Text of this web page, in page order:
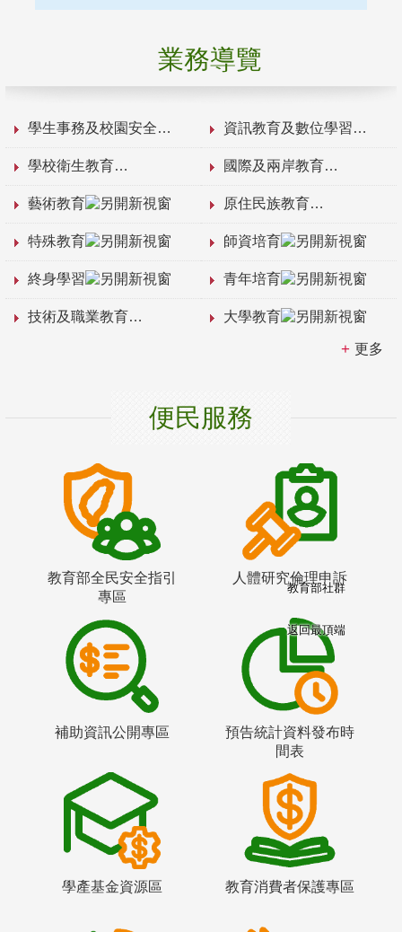
業務導覽
學生事務及校園安全 資訊教育及數位學習
學校衛生教育 國際及兩岸教育
藝術教育 原住民族教育
特殊教育 師資培育
終身學習 青年培育
技術及職業教育 大學教育
更多
便民服務
教育部全民安全指引
專區
人體研究倫理申訴
補助資訊公開專區
預告統計資料發布時
間表
學產基金資源區 教育消費者保護專區
教育部社群
返回最頂端